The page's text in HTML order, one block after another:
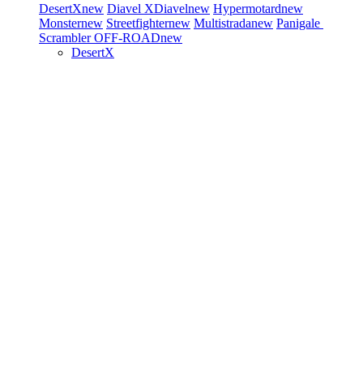
DesertXnew Diavel XDiavelnew Hypermotardnew
Monsternew Streetfighternew Multistradanew Panigale
ScramblerOFF-ROADnew
DesertX